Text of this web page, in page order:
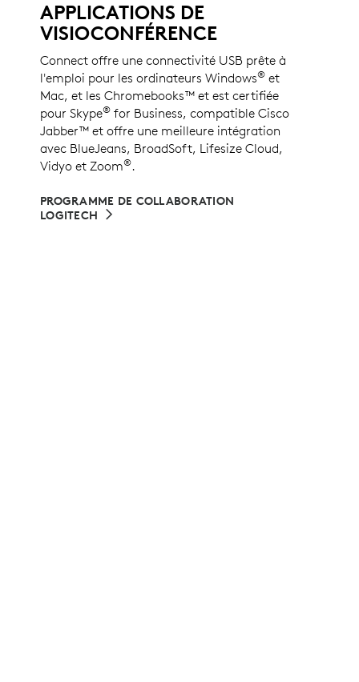
APPLICATIONS DE
VISIOCONFÉRENCE
Connect offre une connectivité USB prête à
l'emploi pour les ordinateurs Windows® et
Mac, et les Chromebooks™ et est certifiée
pour Skype® for Business, compatible Cisco
Jabber™ et offre une meilleure intégration
avec BlueJeans, BroadSoft, Lifesize Cloud,
Vidyo et Zoom®.
PROGRAMME DE COLLABORATION
LOGITECH